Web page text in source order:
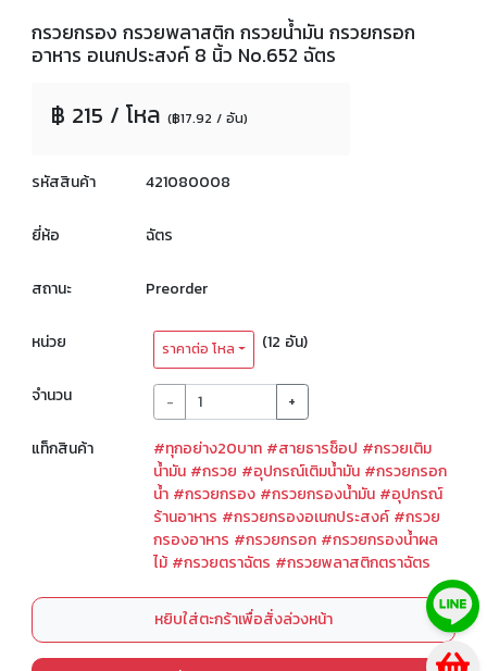
กรวยกรอง กรวยพลาสติก กรวยน้ำมัน กรวยกรอก
อาหาร อเนกประสงค์ 8 นิ้ว No.652 ฉัตร
฿ 215 / โหล (฿17.92 / อัน)
รหัสสินค้า 421080008
ยี่ห้อ ฉัตร
สถานะ Preorder
หน่วย ราคาต่อ โหล (12 อัน)
จำนวน - +
แท็กสินค้า #ทุกอย่าง20บาท #สายธารช็อป #กรวยเติม
น้ำมัน #กรวย #อุปกรณ์เติมน้ำมัน #กรวยกรอก
น้ำ #กรวยกรอง #กรวยกรองน้ำมัน #อุปกรณ์
ร้านอาหาร #กรวยกรองอเนกประสงค์ #กรวย
กรองอาหาร #กรวยกรอก #กรวยกรองน้ำผล
ไม้ #กรวยตราฉัตร #กรวยพลาสติกตราฉัตร
หยิบใส่ตะกร้าเพื่อสั่งล่วงหน้า